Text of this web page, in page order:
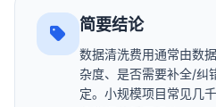
简要结论
数据清洗费用通常由数
杂度、是否需要补全/纠
定。小规模项目常见几